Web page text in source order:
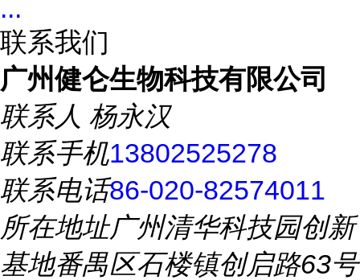
...
联系我们
广州健仑生物科技有限公司
联系人 杨永汉
联系手机13802525278
联系电话86-020-82574011
所在地址广州清华科技园创新
基地番禺区石楼镇创启路63号